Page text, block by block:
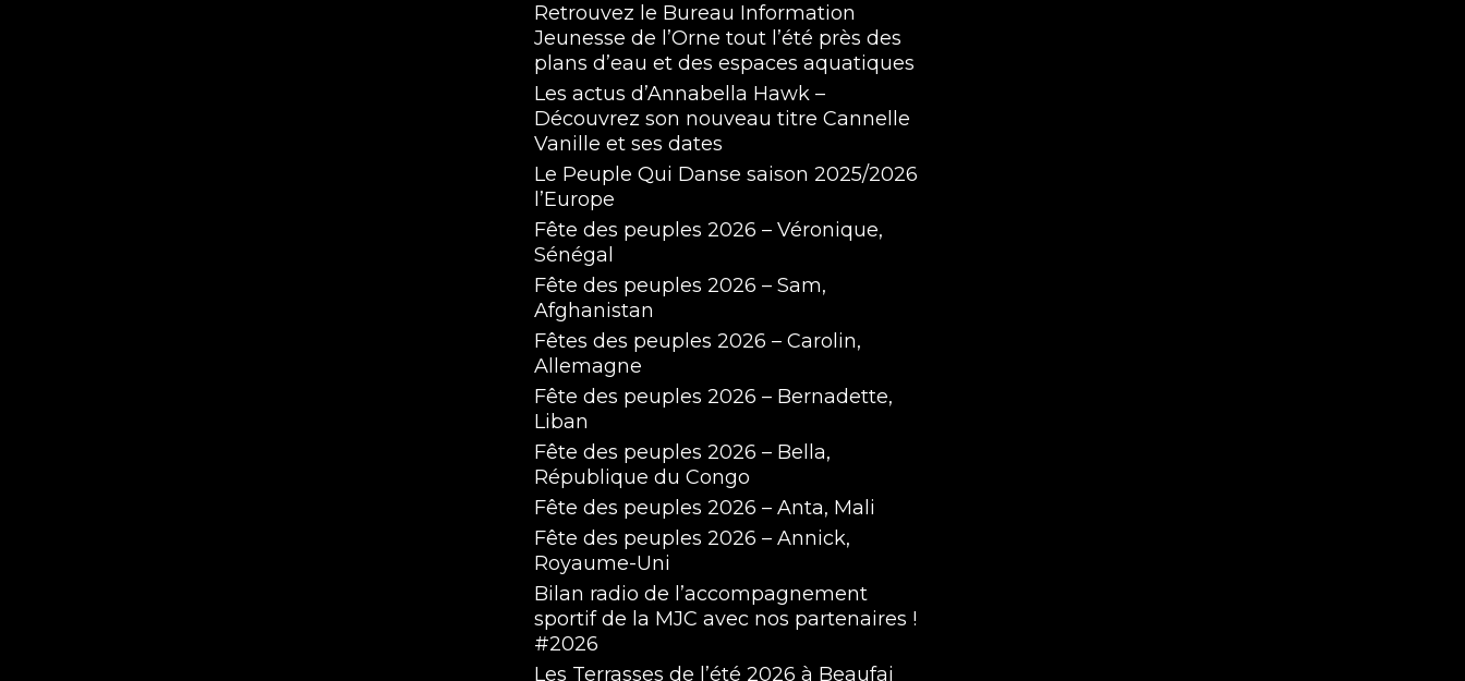
Retrouvez le Bureau Information
Jeunesse de l’Orne tout l’été près des
plans d’eau et des espaces aquatiques
Les actus d’Annabella Hawk –
Découvrez son nouveau titre Cannelle
Vanille et ses dates
Le Peuple Qui Danse saison 2025/2026
l’Europe
Fête des peuples 2026 – Véronique,
Sénégal
Fête des peuples 2026 – Sam,
Afghanistan
Fêtes des peuples 2026 – Carolin,
Allemagne
Fête des peuples 2026 – Bernadette,
Liban
Fête des peuples 2026 – Bella,
République du Congo
Fête des peuples 2026 – Anta, Mali
Fête des peuples 2026 – Annick,
Royaume-Uni
Bilan radio de l’accompagnement
sportif de la MJC avec nos partenaires !
#2026
Les Terrasses de l’été 2026 à Beaufai